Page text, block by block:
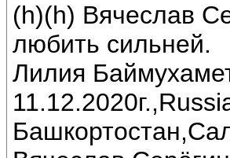
(h)(h) Вячеслав
любить сильней.
Лилия